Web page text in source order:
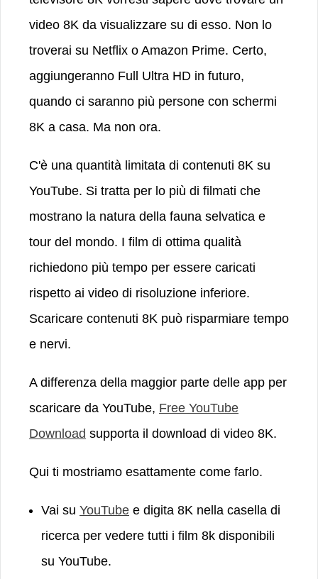
video 8K da visualizzare su di esso. Non lo
troverai su Netflix o Amazon Prime. Certo,
aggiungeranno Full Ultra HD in futuro,
quando ci saranno più persone con schermi
8K a casa. Ma non ora.
C'è una quantità limitata di contenuti 8K su
YouTube. Si tratta per lo più di filmati che
mostrano la natura della fauna selvatica e
tour del mondo. I film di ottima qualità
richiedono più tempo per essere caricati
rispetto ai video di risoluzione inferiore.
Scaricare contenuti 8K può risparmiare tempo
e nervi.
A differenza della maggior parte delle app per
scaricare da YouTube, Free YouTube
Download supporta il download di video 8K.
Qui ti mostriamo esattamente come farlo.
Vai su YouTube e digita 8K nella casella di
ricerca per vedere tutti i film 8k disponibili
su YouTube.